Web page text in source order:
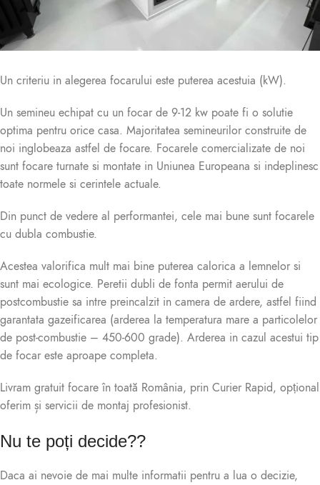
Un criteriu in alegerea focarului este puterea acestuia (kW).
Un semineu echipat cu un focar de 9-12 kw poate fi o solutie
optima pentru orice casa. Majoritatea semineurilor construite de
noi inglobeaza astfel de focare. Focarele comercializate de noi
sunt focare turnate si montate in Uniunea Europeana si indeplinesc
toate normele si cerintele actuale.
Din punct de vedere al performantei, cele mai bune sunt focarele
cu dubla combustie.
Acestea valorifica mult mai bine puterea calorica a lemnelor si
sunt mai ecologice. Peretii dubli de fonta permit aerului de
postcombustie sa intre preincalzit in camera de ardere, astfel fiind
garantata gazeificarea (arderea la temperatura mare a particolelor
de post-combustie – 450-600 grade). Arderea in cazul acestui tip
de focar este aproape completa.
Livram gratuit focare în toată România, prin Curier Rapid, opțional
oferim și servicii de montaj profesionist.
Nu te poți decide??
Daca ai nevoie de mai multe informatii pentru a lua o decizie,